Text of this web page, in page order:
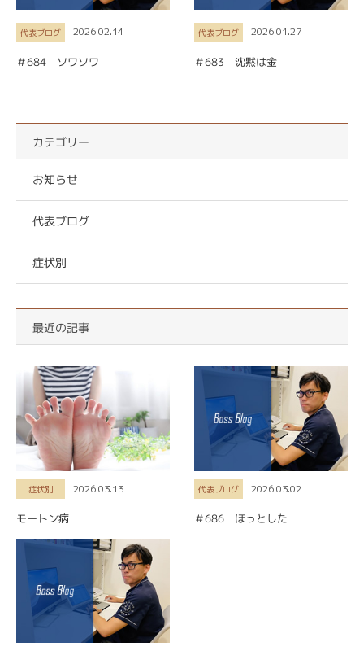
代表ブログ 2026.02.14
＃684 ソワソワ
代表ブログ 2026.01.27
＃683 沈黙は金
カテゴリー
お知らせ
代表ブログ
症状別
最近の記事
症状別 2026.03.13
モートン病
代表ブログ 2026.03.02
＃686 ほっとした